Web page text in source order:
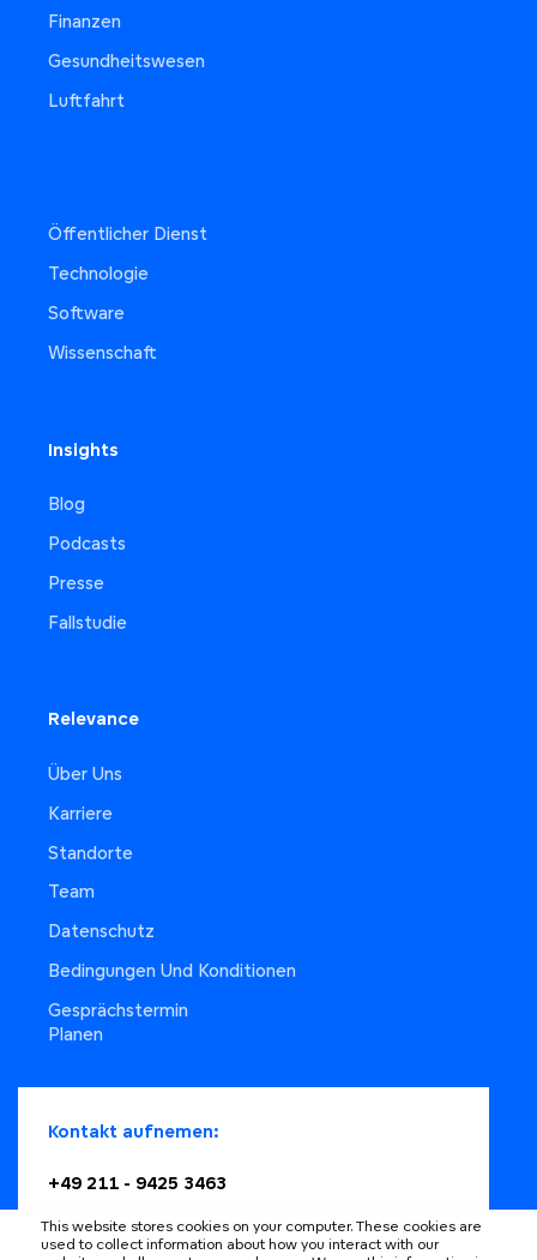
This website stores cookies on your computer. These cookies are
used to collect information about how you interact with our
Finanzen
Gesundheitswesen
Luftfahrt
Öffentlicher Dienst
Technologie
Software
Wissenschaft
Insights
Blog
Podcasts
Presse
Fallstudie
Relevance
Über Uns
Karriere
Standorte
Team
Datenschutz
Bedingungen Und Konditionen
Gesprächstermin
Planen
Kontakt aufnemen:
+49 211 - 9425 3463
Nachricht senden